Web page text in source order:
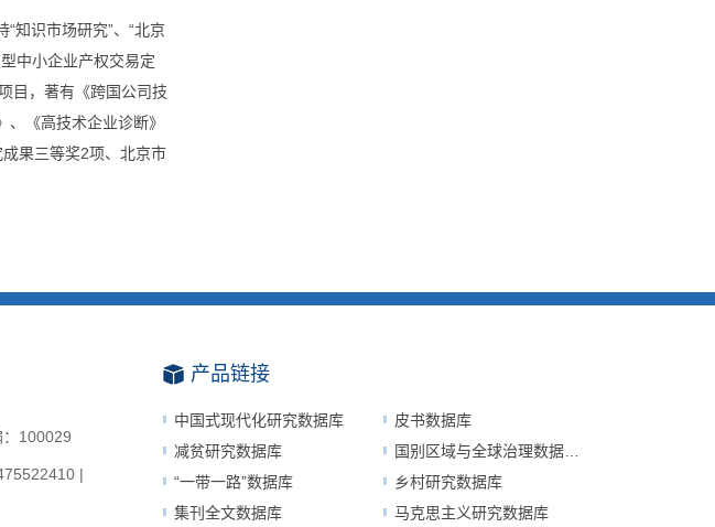
知识市场研究”、“北京
中小企业产权交易定
目，著有《跨国公司技
《高技术企业诊断》
果三等奖2项、北京市
100029
|
产品链接
中国式现代化研究数据库
皮书数据库
减贫研究数据库
国别区域与全球治理数据平台
“一带一路”数据库
乡村研究数据库
集刊全文数据库
马克思主义研究数据库